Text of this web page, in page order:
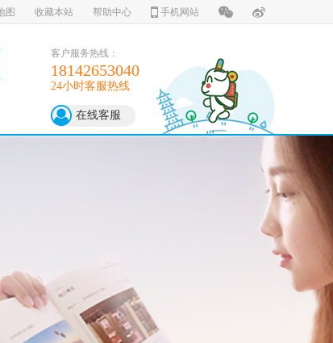
图 收藏本站 帮助中心 手机网站
客户服务热线：
18142653040
24小时客服热线
在线客服